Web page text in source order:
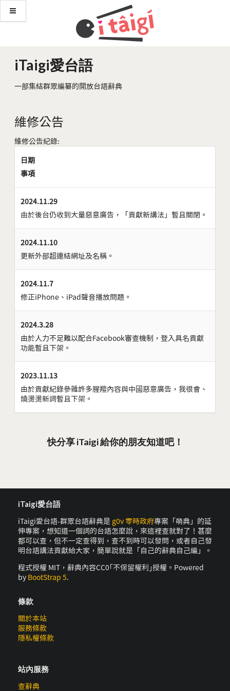
iTaigi愛台語
一部集結群眾編纂的開放台語辭典
維修公告
維修公告紀錄:
日期
事項
2024.11.29
由於後台仍收到大量惡意廣告，「貢獻新講法」暫且關閉。
2024.11.10
更新外部超連結網址及名稱。
2024.11.7
修正iPhone、iPad聲音播放問題。
2024.3.28
由於人力不足難以配合Facebook審查機制，登入具名貢獻
功能暫且下架。
2023.11.13
由於貢獻紀錄參雜許多腥羶內容與中國惡意廣告，我很會、
燒燙燙新詞暫且下架。
快分享 iTaigi 給你的朋友知道吧！
iTaigi愛台語
iTaigi愛台語-群眾台語辭典是 g0v 零時政府專案「萌典」的延
伸專案，想知道一個詞的台語怎麼說，來這裡查就對了！甚麼
都可以查，但不一定查得到，查不到時可以發問，或者自己發
明台語講法貢獻給大家，簡單說就是「自己的辭典自己編」。
程式授權 MIT，辭典內容CC0｢不保留權利｣授權。Powered
by BootStrap 5.
條款
關於本站
服務條款
隱私權條款
站內服務
查辭典